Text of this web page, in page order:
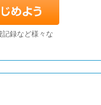
録など様々な